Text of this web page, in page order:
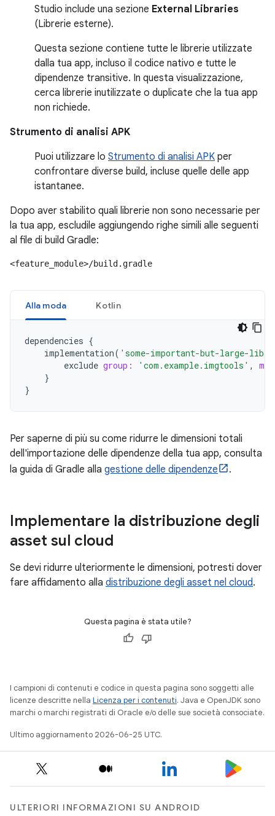
Studio include una sezione External Libraries
(Librerie esterne).
Questa sezione contiene tutte le librerie utilizzate
dalla tua app, incluso il codice nativo e tutte le
dipendenze transitive. In questa visualizzazione,
cerca librerie inutilizzate o duplicate che la tua app
non richiede.
Strumento di analisi APK
Puoi utilizzare lo Strumento di analisi APK per
confrontare diverse build, incluse quelle delle app
istantanee.
Dopo aver stabilito quali librerie non sono necessarie per
la tua app, escludile aggiungendo righe simili alle seguenti
al file di build Gradle:
<feature_module>/build.gradle
Alla moda Kotlin
dependencies {
implementation( 'some-important-but-large-
exclude group: 'com.example.imgtools' ,
}
}
Per saperne di più su come ridurre le dimensioni totali
dell'importazione delle dipendenze della tua app, consulta
la guida di Gradle alla gestione delle dipendenze .
Implementare la distribuzione degli
asset sul cloud
Se devi ridurre ulteriormente le dimensioni, potresti dover
fare affidamento alla distribuzione degli asset nel cloud.
Questa pagina è stata utile?
I campioni di contenuti e codice in questa pagina sono soggetti alle
licenze descritte nella Licenza per i contenuti. Java e OpenJDK sono
marchi o marchi registrati di Oracle e/o delle sue società consociate.
Ultimo aggiornamento 2026-06-25 UTC.
ULTERIORI INFORMAZIONI SU ANDROID